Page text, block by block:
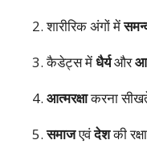
2. शारीरिक अंगों में
3. कैडेट्स मेंधैर्यऔर
4. आत्मरक्षाकरना
5.समाजएवंदेशकी